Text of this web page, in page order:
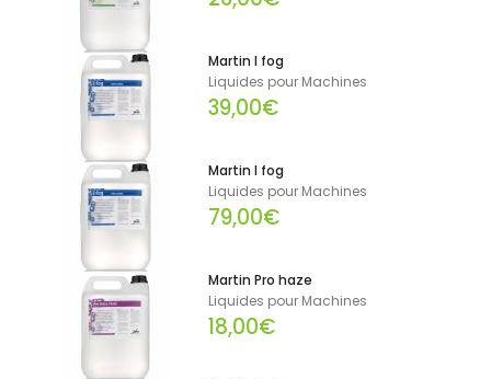
Martin I fog
Liquides pour Machines
39,00€
Martin I fog
Liquides pour Machines
79,00€
Martin Pro haze
Liquides pour Machines
18,00€